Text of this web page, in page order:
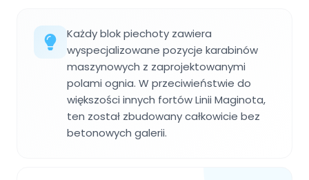
Każdy blok piechoty zawiera
wyspecjalizowane pozycje karabinów
maszynowych z zaprojektowanymi
polami ognia. W przeciwieństwie do
większości innych fortów Linii Maginota,
ten został zbudowany całkowicie bez
betonowych galerii.